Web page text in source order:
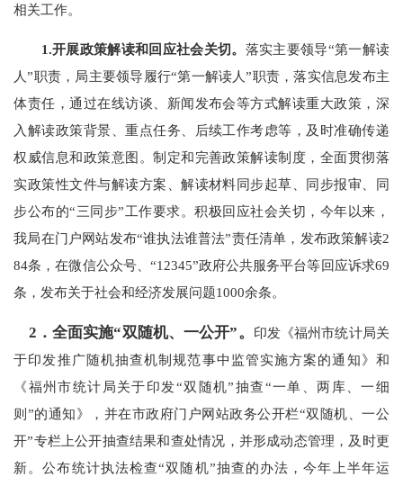
相关工作。
1.开展政策解读和回应社会关切。 落实主要领导“第一解读
人”职责 ，局主要领导履行“第一解读人”职责，落实信息发布主
体责任，通过在线访谈、新闻发布会等方式解读重大政策，深
入解读政策背景、重点任务、后续工作考虑等，及时准确传递
权威信息和政策意图。制定和完善政策解读制度，全面贯彻落
实政策性文件与解读方案、解读材料同步起草、同步报审、同
步公布的“三同步”工作要求。积极回应社会关切，今年以来，
我局在门户网站发布“谁执法谁普法”责任清单， 发布政策解读2
84条，在微信公众号、“12345”政府公共服务平台等回应诉求69
条，发布关于社会和经济发展问题1000余条。
2．全面实施“双随机、一公开”。
印发《福州市统计局关
于印发推广随机抽查机制规范事中监管实施方案的通知》和
《福州市统计局关于印发“双随机”抽查“一单、两库、一细
则”的通知》，并在市政府门户网站政务公开栏“双随机、一公
开”专栏上公开抽查结果和查处情况，并形成动态管理，及时更
新。公布统计执法检查“双随机”抽查的办法，今年上半年运